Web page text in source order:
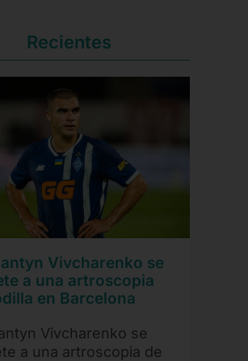
Recientes
Vivcharenko se
a una artroscopia
en Barcelona
Vivcharenko se
a una artroscopia de